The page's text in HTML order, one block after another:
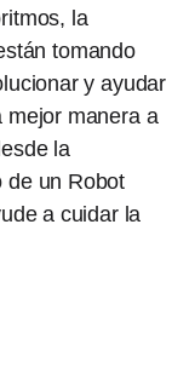
la
tomando
y ayudar
mejor manera a
la
de un Robot
a cuidar la